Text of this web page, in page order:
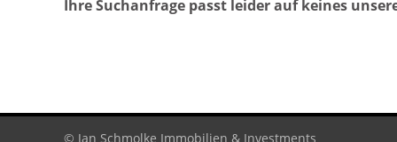
Ihre Suchanfrage passt leider auf keines
© Jan Schmolke Immobilien & Investments